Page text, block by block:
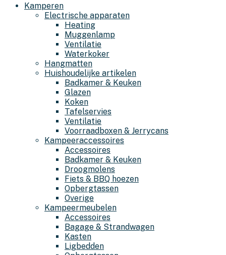
Kamperen
Electrische apparaten
Heating
Muggenlamp
Ventilatie
Waterkoker
Hangmatten
Huishoudelijke artikelen
Badkamer & Keuken
Glazen
Koken
Tafelservies
Ventilatie
Voorraadboxen & Jerrycans
Kampeeraccessoires
Accessoires
Badkamer & Keuken
Droogmolens
Fiets & BBQ hoezen
Opbergtassen
Overige
Kampeermeubelen
Accessoires
Bagage & Strandwagen
Kasten
Ligbedden